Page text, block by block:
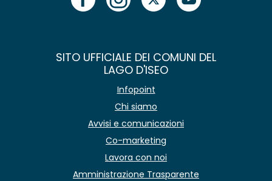
SITO UFFICIALE DEI COMUNI DEL
LAGO D'ISEO
Infopoint
Chi siamo
Avvisi e comunicazioni
Co-marketing
Lavora con noi
Amministrazione Trasparente